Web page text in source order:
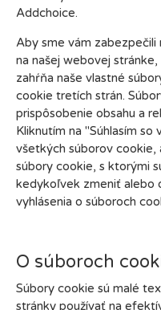
Addchoice.
Aby sme vám zabezpečili
na našej webovej
zahŕňa naše vlastné
cookie tretích strán.
prispôsobenie obsahu a
Kliknutím na "Súhlasím
všetkých súborov
súbory cookie, s ktorými
kedykoľvek zmeniť alebo
vyhlásenia o súboroch
O súboroch
Súbory cookie sú malé
stránky používať na